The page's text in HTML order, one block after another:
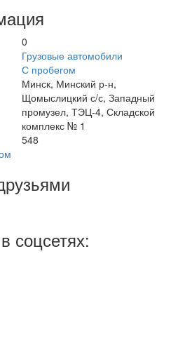
0
Грузовые автомобили
С пробегом
Минск, Минский р-н,
Щомыслицкий с/с, Западный
промузел, ТЭЦ-4, Складской
комплекс № 1
548
соцсетях: